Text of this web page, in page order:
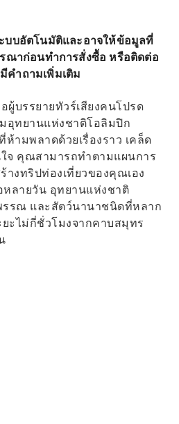
บอัตโนมัติและอาจให้ข้อมูลที่
ณาก่อนทำการสั่งซื้อ หรือติดต่อ
ำถามเพิ่มเติม
ผู้บรรยายทัวร์เสียงคนโปรด
ทยานแห่งชาติโอลิมปิก
ามพลาดด้วยเรื่องราว เคล็ด
จ คุณสามารถทำตามแผนการ
างทริปท่องเที่ยวของคุณเอง
หลายวัน อุทยานแห่งชาติ
รณ และสัตว์นานาชนิดที่หลาก
ะไม่กี่ชั่วโมงจากคาบสมุทร